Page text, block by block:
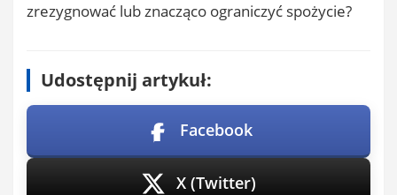
zrezygnować lub znacząco ograniczyć spożycie?
Udostępnij artykuł:
Facebook
X (Twitter)